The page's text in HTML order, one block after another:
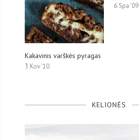
Kakavinis varškės pyragas
3 Kov ’10
6 Spa ’09
KELIONĖS